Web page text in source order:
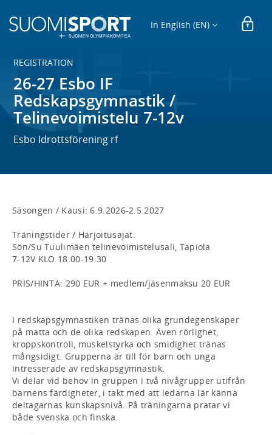
In English (EN)
REGISTRATION
26-27 Esbo IF
Redskapsgymnastik /
Telinevoimistelu 7-12v
Esbo Idrottsförening rf
Säsongen / Kausi: 6.9.2026-2.5.2027
Träningstider / Harjoitusajat:
Sön/Su Tuulimäen telinevoimistelusali, Tapiola
7-12V KLO 18.00-19.30
PRIS/HINTA: 290 EUR + medlem/jäsenmaksu 20 EUR
I redskapsgymnastiken tränas olika grundegenskaper
på matta och de olika redskapen. Även rörlighet,
kroppskontroll, muskelstyrka och smidighet tränas
mångsidigt. Grupperna är till för barn och unga
intresserade av redskapsgymnastik.
Vi delar vid behov in gruppen i två nivågrupper utifrån
barnens färdigheter, i takt med att ledarna lär känna
deltagarnas kunskapsnivå. På träningarna pratar vi
både svenska och finska.